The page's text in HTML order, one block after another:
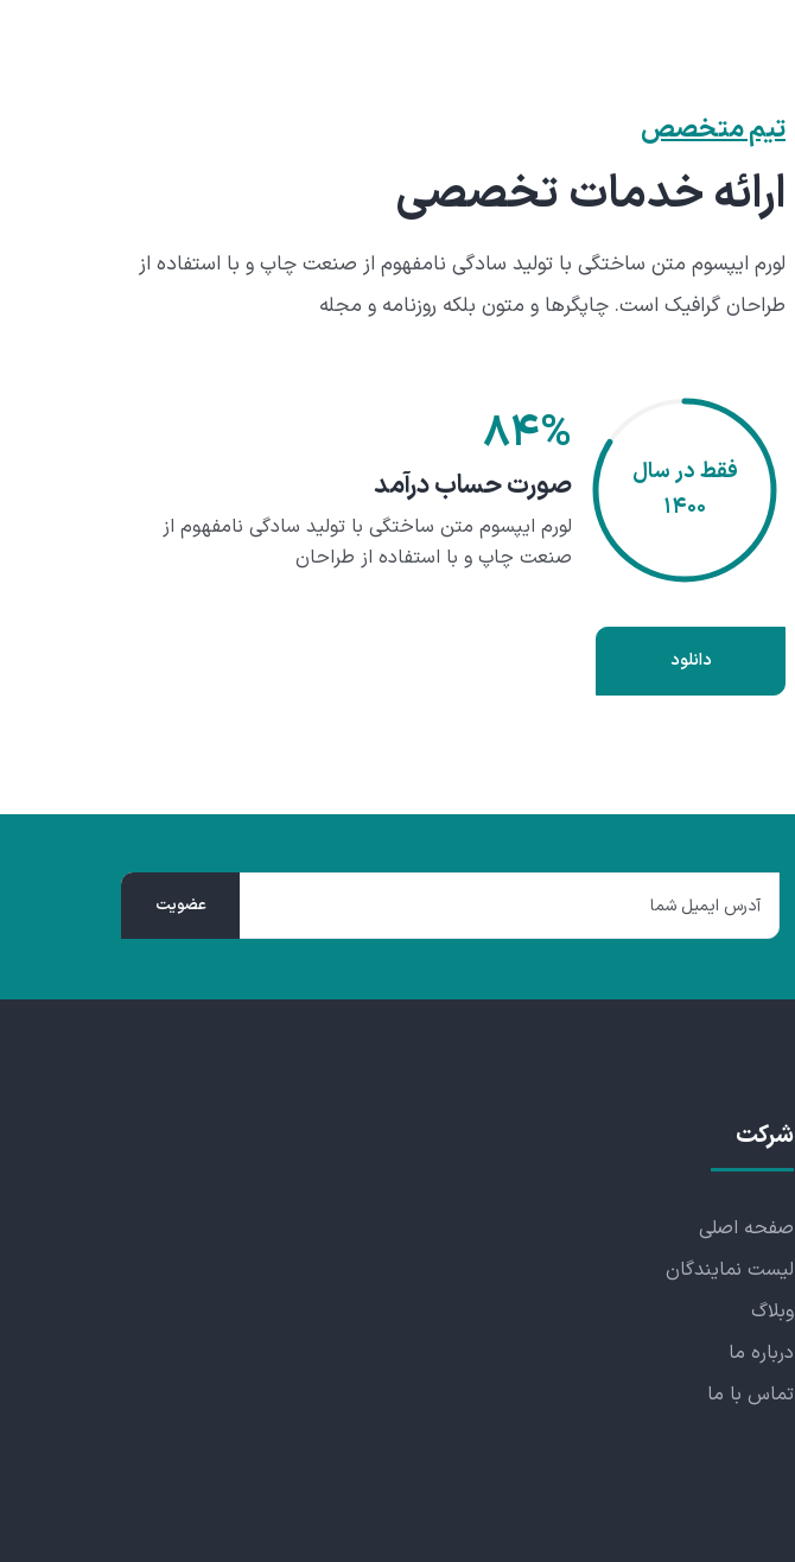
تیم متخصص
ارائه خدمات تخصصی
لورم ایپسوم متن ساختگی با تولید سادگی نامفهوم از صنعت چاپ و با استفاده از
طراحان گرافیک است. چاپگرها و متون بلکه روزنامه و مجله
not only embodies the epitome of horological excellence but also serves as
a tribute to one of cinema's most iconic characters, James Bond.
فقط در سال
۱۴۰۰
۸۴%
صورت حساب درآمد
لورم ایپسوم متن ساختگی با تولید سادگی نامفهوم از
صنعت چاپ و با استفاده از طراحان
دانلود
شرکت
صفحه اصلی
لیست نمایندگان
وبلاگ
درباره ما
تماس با ما